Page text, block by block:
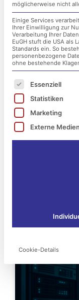
14. April
möglicherweise nicht
Einige Services
Ihrer Einwilligung zur
Verarbeitung Ihrer
EuGH stuft die USA als
Standards ein. So
personenbezogene
ohne bestehende
Es folgt eine
Essenziell
Statistiken
Marketing
Externe Medien
Cookie-Details